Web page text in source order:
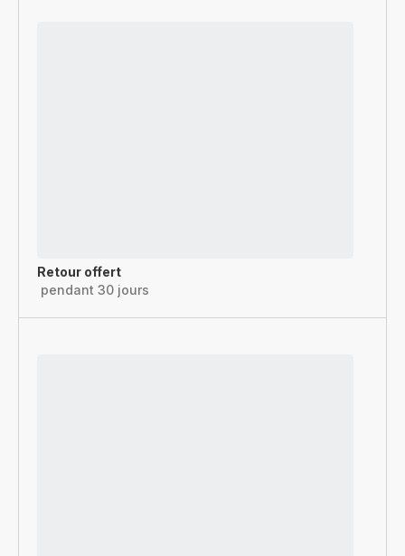
Retour offert
pendant 30 jours